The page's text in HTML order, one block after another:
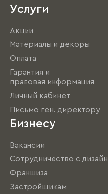
Услуги
Акции
Материалы и декоры
Оплата
Гарантия и
правовая информация
Личный кабинет
Письмо ген. директору
Бизнесу
Вакансии
Сотрудничество с
Франшиза
Застройщикам